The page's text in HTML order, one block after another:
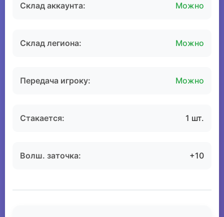
Склад аккаунта: Можно
Склад легиона: Можно
Передача игроку: Можно
Стакается: 1 шт.
Волш. заточка: +10